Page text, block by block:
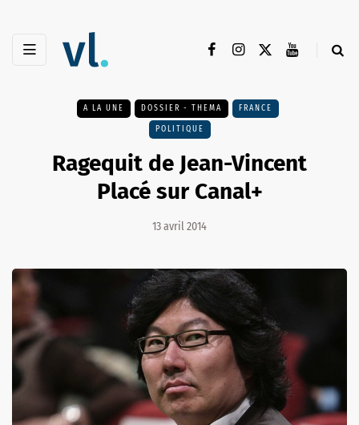
A LA UNE DOSSIER - THEMA FRANCE
POLITIQUE
Ragequit de Jean-Vincent
Placé sur Canal+
13 avril 2014